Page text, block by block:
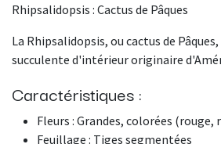
Rhipsalidopsis : Cactus de Pâques
La Rhipsalidopsis, ou cactus de
succulente d'intérieur originaire
Caractéristiques :
Fleurs : Grandes, colorées (rouge,
Feuillage : Tiges segmentées